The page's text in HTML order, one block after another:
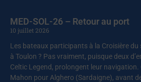
MED-SOL-26 – Retour au port
10 juillet 2026
Les bateaux participants à la Croisière
à Toulon ? Pas vraiment, puisque deux
Celtic Legend, prolongent leur
Mahon pour Alghero (Sardaigne), avant